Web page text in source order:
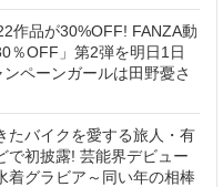
作品が30%OFF! FANZA動
％OFF」第2弾を明日1日
ペーンガールは田野憂さ
たバイクを愛する旅人・有
で初披露! 芸能界デビュー
着グラビア～同い年の相棒